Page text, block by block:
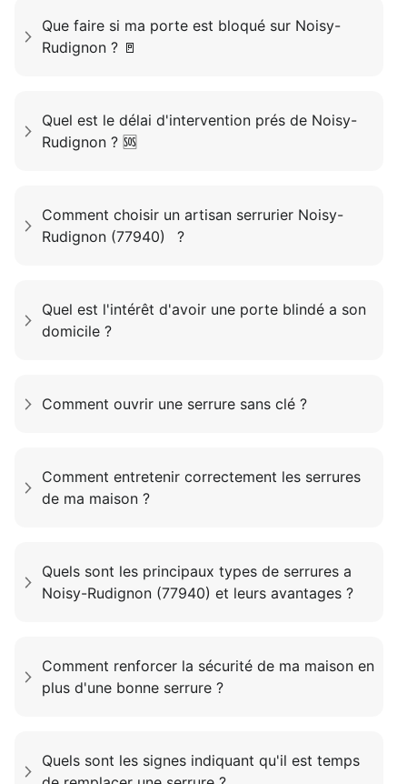
Que faire si ma porte est bloqué sur Noisy-
Rudignon ? 🚪
Quel est le délai d'intervention prés de Noisy-
Rudignon ? 🆘
Comment choisir un artisan serrurier Noisy-
Rudignon (77940) ?
Quel est l'intérêt d'avoir une porte blindé a son
domicile ?
Comment ouvrir une serrure sans clé ?
Comment entretenir correctement les serrures
de ma maison ?
Quels sont les principaux types de serrures a
Noisy-Rudignon (77940) et leurs avantages ?
Comment renforcer la sécurité de ma maison en
plus d'une bonne serrure ?
Quels sont les signes indiquant qu'il est temps